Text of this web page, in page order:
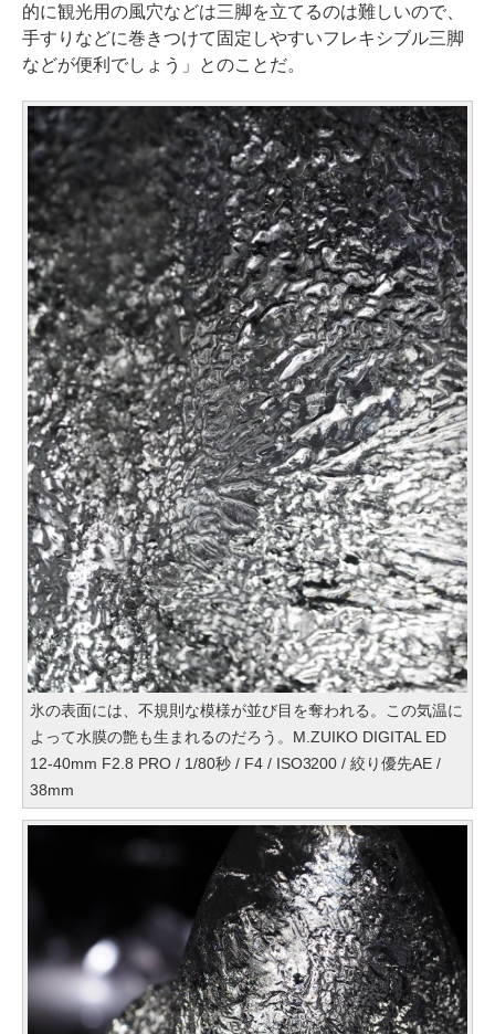
的に観光用の風穴などは三脚を立てるのは難しいので、
手すりなどに巻きつけて固定しやすいフレキシブル三脚
などが便利でしょう」とのことだ。
氷の表面には、不規則な模様が並び目を奪われる。この気温に
よって水膜の艶も生まれるのだろう。M.ZUIKO DIGITAL ED
12-40mm F2.8 PRO / 1/80秒 / F4 / ISO3200 / 絞り優先AE /
38mm